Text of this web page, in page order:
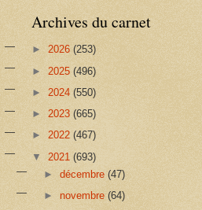
Archives du carnet
► 2026 (253)
► 2025 (496)
► 2024 (550)
► 2023 (665)
► 2022 (467)
▼ 2021 (693)
►décembre(47)
►novembre(64)